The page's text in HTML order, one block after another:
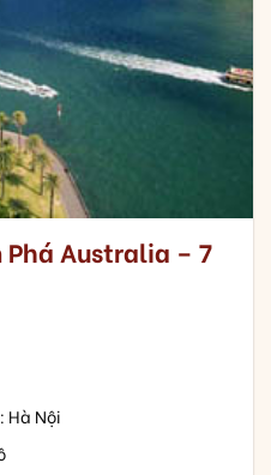
Phá Australia – 7
: Hà Nội